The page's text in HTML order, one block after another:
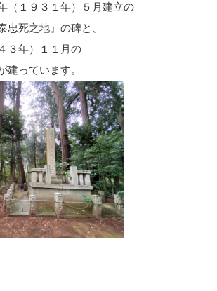
（１９３１年）５月建立の
忠死之地』の碑と、
３年）１１月の
建っています。